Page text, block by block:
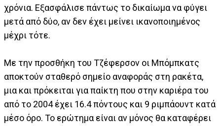
χρόνια. Εξασφάλισε πάντως το δικαίωμα να φύγει
μετά από δύο, αν δεν έχει μείνει ικανοποιημένος
μέχρι τότε.
Με την προσθήκη του Τζέφερσον οι Μπόμπκατς
αποκτούν σταθερό σημείο αναφοράς στη ρακέτα,
μια και πρόκειται για παίκτη που στην καριέρα του
από το 2004 έχει 16.4 πόντους και 9 ριμπάουντ κατά
μέσο όρο. Το ερώτημα είναι αν μόνος θα καταφέρει